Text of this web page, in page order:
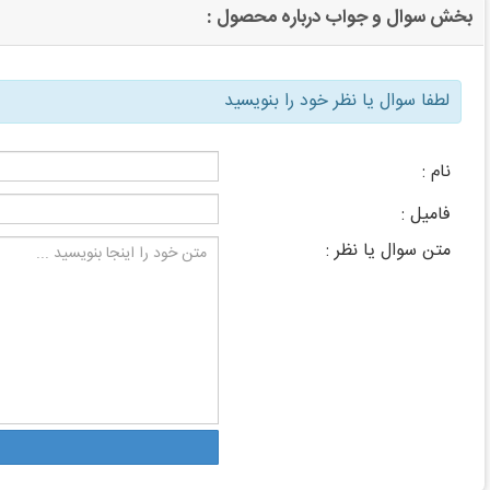
بخش سوال و جواب درباره محصول :
لطفا سوال یا نظر خود را بنویسید
نام :
فامیل :
متن سوال یا نظر :